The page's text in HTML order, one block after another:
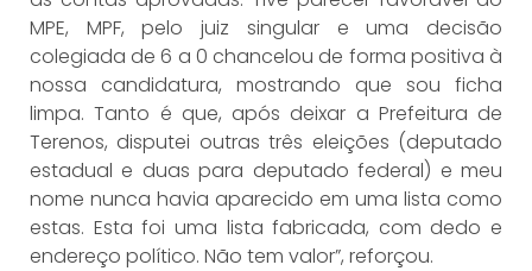
MPE, MPF, pelo juiz singular e uma decisão
colegiada de 6 a 0 chancelou de forma positiva à
nossa candidatura, mostrando que sou ficha
limpa. Tanto é que, após deixar a Prefeitura de
Terenos, disputei outras três eleições (deputado
estadual e duas para deputado federal) e meu
nome nunca havia aparecido em uma lista como
estas. Esta foi uma lista fabricada, com dedo e
endereço político. Não tem valor”, reforçou.